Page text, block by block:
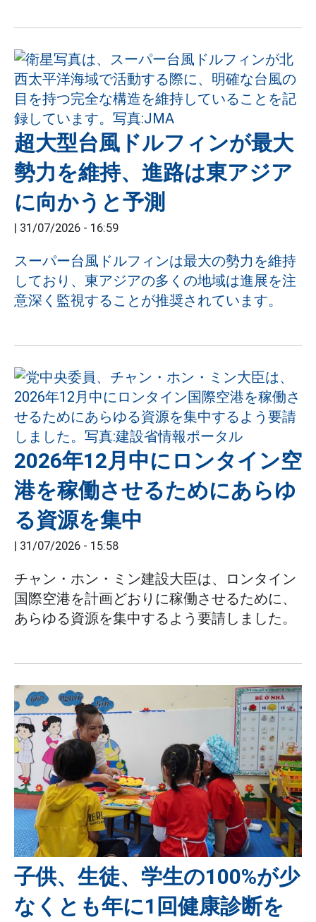
超大型台風ドルフィンが最大
勢力を維持、進路は東アジア
に向かうと予測
| 31/07/2026 - 16:59
スーパー台風ドルフィンは最大の勢力を維持
しており、東アジアの多くの地域は進展を注
意深く監視することが推奨されています。
2026年12月中にロンタイン空
港を稼働させるためにあらゆ
る資源を集中
| 31/07/2026 - 15:58
チャン・ホン・ミン建設大臣は、ロンタイン
国際空港を計画どおりに稼働させるために、
あらゆる資源を集中するよう要請しました。
子供、生徒、学生の100%が少
なくとも年に1回健康診断を